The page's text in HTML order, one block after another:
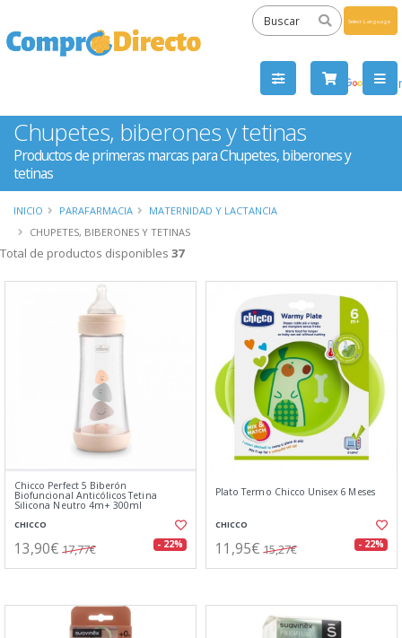
by
Chupetes, biberones y tetinas
Productos de primeras marcas para Chupetes, biberones y
tetinas
INICIO PARAFARMACIA
MATERNIDAD Y LACTANCIA
CHUPETES, BIBERONES Y TETINAS
Total de productos disponibles 37
Chicco Perfect 5 Biberón
Biofuncional Anticólicos Tetina
Silicona Neutro 4m+ 300ml
CHICCO
13,90€ 17,77€ - 22%
Plato Termo Chicco Unisex 6 Meses
CHICCO
11,95€ 15,27€ - 22%